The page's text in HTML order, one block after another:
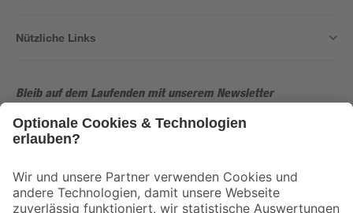
Nützliche Links
Bleib auf dem Laufenden mit unserem Newsletter
Der toom Newsletter: Keine Angebote und Aktionen mehr verpassen!
Folge uns